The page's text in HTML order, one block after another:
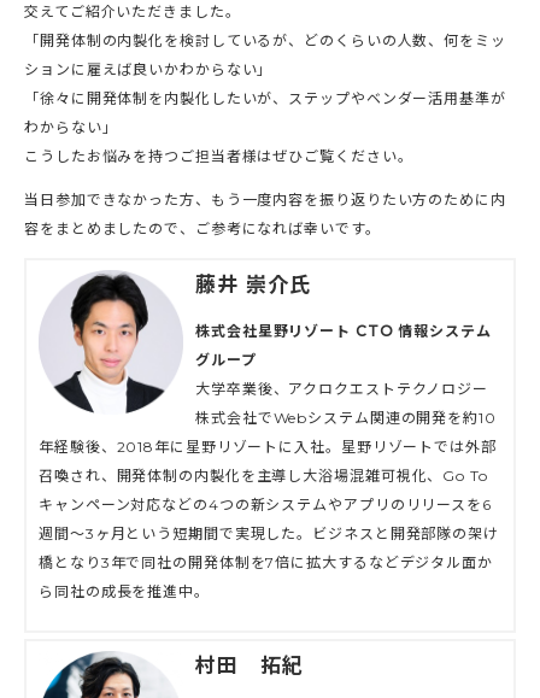
交えてご紹介いただきました。
「開発体制の内製化を検討しているが、どのくらいの人数、何をミッ
ションに雇えば良いかわからない」
「徐々に開発体制を内製化したいが、ステップやベンダー活用基準が
わからない」
こうしたお悩みを持つご担当者様はぜひご覧ください。
当日参加できなかった方、もう一度内容を振り返りたい方のために内
容をまとめましたので、ご参考になれば幸いです。
藤井 崇介氏
株式会社星野リゾート CTO 情報システム
グループ
大学卒業後、アクロクエストテクノロジー
株式会社でWebシステム関連の開発を約10
年経験後、2018年に星野リゾートに入社。星野リゾートでは外部
召喚され、開発体制の内製化を主導し大浴場混雑可視化、Go To
キャンペーン対応などの4つの新システムやアプリのリリースを6
週間〜3ヶ月という短期間で実現した。ビジネスと開発部隊の架け
橋となり3年で同社の開発体制を7倍に拡大するなどデジタル面か
ら同社の成長を推進中。
村田 拓紀